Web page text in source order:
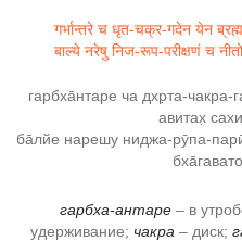
गर्भान्तरे च धृत-चक्र-गदेन येन
बाल्ये नरेषु निज-रूप-परीक्षणं च
гарбха̄нтаре ча дхр̣та-
авитах̣
ба̄лйе нарешу ниджа-рӯпа-
гарбха-антаре – в
удерживание; чакра – диск;